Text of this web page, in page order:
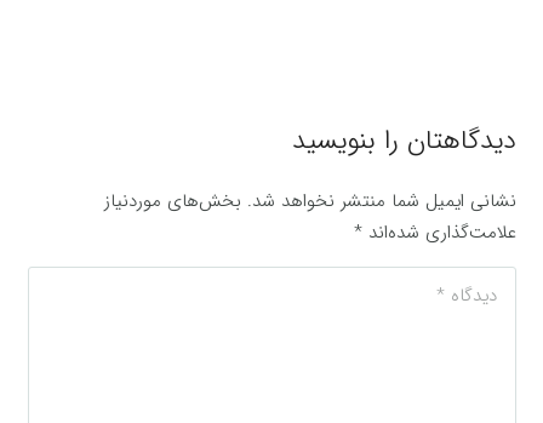
دیدگاهتان را بنویسید
نشانی ایمیل شما منتشر نخواهد شد. بخش‌های موردنیاز
علامت‌گذاری شده‌اند*